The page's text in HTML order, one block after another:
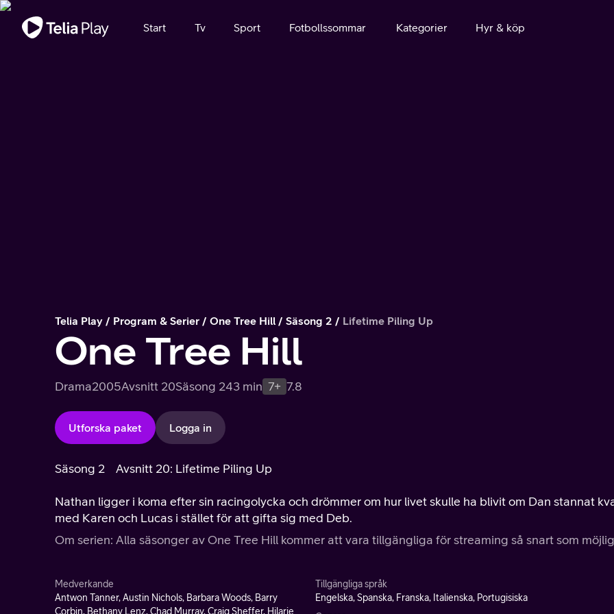
Viktigt meddelande
Start Tv Sport Fotbollssommar Kategorier Hyr & köp
Telia Play Program & Serier One Tree Hill Säsong 2 Lifetime Piling Up
One Tree Hill
Drama2005Avsnitt 20Säsong 243 min 7+ 7.8
Utforska paket Logga in
Säsong 2 Avsnitt 20: Lifetime Piling Up
Nathan ligger i koma efter sin racingolycka och drömmer om hur livet skulle ha blivit om Dan stannat
med Karen och Lucas i stället för att gifta sig med Deb.
Om serien: Alla säsonger av One Tree Hill kommer att vara tillgängliga för streaming så snart som
Medverkande
Antwon Tanner, Austin Nichols, Barbara Woods, Barry
Corbin, Bethany Lenz, Chad Murray, Craig Sheffer, Hilarie
Tillgängliga språk
Engelska, Spanska, Franska, Italienska, Portugisiska